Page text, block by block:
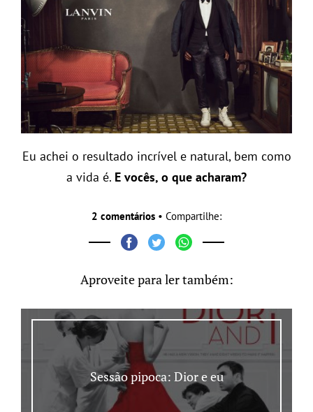
Eu achei o resultado incrível e natural, bem como
a vida é. E vocês, o que acharam?
2 comentários • Compartilhe:
Aproveite para ler também:
Sessão pipoca: Dior e eu